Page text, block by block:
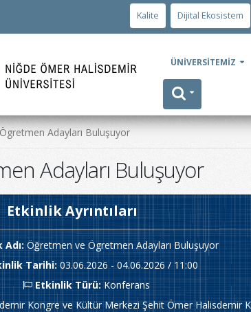
Kalite Dijital Ekosistem
ÜNİVERSİTEMİZ
Adayları Buluşuyor
Adayları Buluşuyor
Etkinlik Ayrıntıları
Adı: Öğretmen ve Ögretmen Adayları Buluşuyor
Tarihi: 03.06.2026 - 04.06.2026 / 11:00
Etkinlik Türü:Konferans
Kongre ve Kültür Merkezi Şehit Ömer Halisdemir